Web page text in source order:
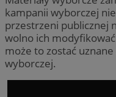
kampanii wyborczej
przestrzeni publicznej
wolno ich
może to zostać
wyborczej.